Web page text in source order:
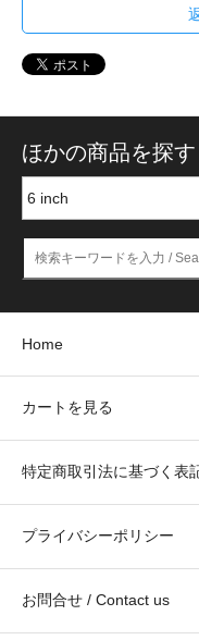
ほかの商品を探す
Home
カートを見る
特定商取引法に基づく表
プライバシーポリシー
お問合せ / Contact us